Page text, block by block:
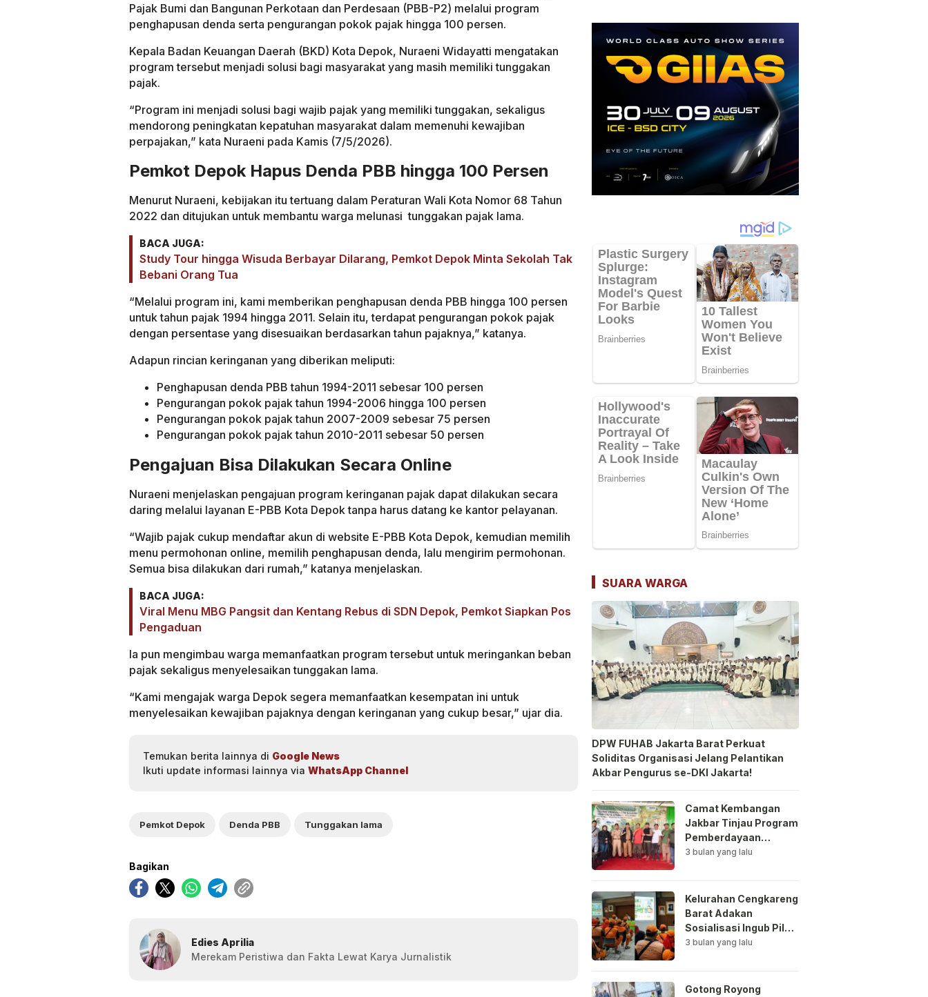
Pajak Bumi dan Bangunan Perkotaan dan Perdesaan (PBB-P2) melalui program
penghapusan denda serta pengurangan pokok pajak hingga 100 persen.
Kepala Badan Keuangan Daerah (BKD) Kota Depok, Nuraeni Widayatti mengatakan
program tersebut menjadi solusi bagi masyarakat yang masih memiliki tunggakan
pajak.
“Program ini menjadi solusi bagi wajib pajak yang memiliki tunggakan, sekaligus
mendorong peningkatan kepatuhan masyarakat dalam memenuhi kewajiban
perpajakan,” kata Nuraeni pada Kamis (7/5/2026).
Pemkot Depok Hapus Denda PBB hingga 100 Persen
Menurut Nuraeni, kebijakan itu tertuang dalam Peraturan Wali Kota Nomor 68 Tahun
2022 dan ditujukan untuk membantu warga melunasi tunggakan pajak lama.
BACA JUGA:
Study Tour hingga Wisuda Berbayar Dilarang, Pemkot Depok Minta Sekolah Tak
Bebani Orang Tua
“Melalui program ini, kami memberikan penghapusan denda PBB hingga 100 persen
untuk tahun pajak 1994 hingga 2011. Selain itu, terdapat pengurangan pokok pajak
dengan persentase yang disesuaikan berdasarkan tahun pajaknya,” katanya.
Adapun rincian keringanan yang diberikan meliputi:
Penghapusan denda PBB tahun 1994-2011 sebesar 100 persen
Pengurangan pokok pajak tahun 1994-2006 hingga 100 persen
Pengurangan pokok pajak tahun 2007-2009 sebesar 75 persen
Pengurangan pokok pajak tahun 2010-2011 sebesar 50 persen
Pengajuan Bisa Dilakukan Secara Online
Nuraeni menjelaskan pengajuan program keringanan pajak dapat dilakukan secara
daring melalui layanan E-PBB Kota Depok tanpa harus datang ke kantor pelayanan.
“Wajib pajak cukup mendaftar akun di website E-PBB Kota Depok, kemudian memilih
menu permohonan online, memilih penghapusan denda, lalu mengirim permohonan.
Semua bisa dilakukan dari rumah,” katanya menjelaskan.
BACA JUGA:
Viral Menu MBG Pangsit dan Kentang Rebus di SDN Depok, Pemkot Siapkan Pos
Pengaduan
Ia pun mengimbau warga memanfaatkan program tersebut untuk meringankan beban
pajak sekaligus menyelesaikan tunggakan lama.
“Kami mengajak warga Depok segera memanfaatkan kesempatan ini untuk
menyelesaikan kewajiban pajaknya dengan keringanan yang cukup besar,” ujar dia.
Temukan berita lainnya di Google News
Ikuti update informasi lainnya via WhatsApp Channel
Pemkot Depok Denda PBB Tunggakan lama
Bagikan
Edies Aprilia
Merekam Peristiwa dan Fakta Lewat Karya Jurnalistik
SUARA WARGA
DPW FUHAB Jakarta Barat Perkuat
Soliditas Organisasi Jelang Pelantikan
Akbar Pengurus se-DKI Jakarta!
Camat Kembangan
Jakbar Tinjau Program
Pemberdayaan
Lingkungan di Bale
3 bulan yang lalu
Kelurahan Cengkareng
Barat Adakan
Sosialisasi Ingub Pilah
Sampah Kepada PPSU
3 bulan yang lalu
Gotong Royong